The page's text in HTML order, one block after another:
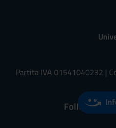
Partita IVA 01541040232 |
Follow us on: